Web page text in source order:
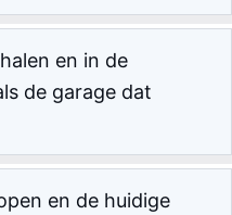
en in de
de garage dat
en de huidige